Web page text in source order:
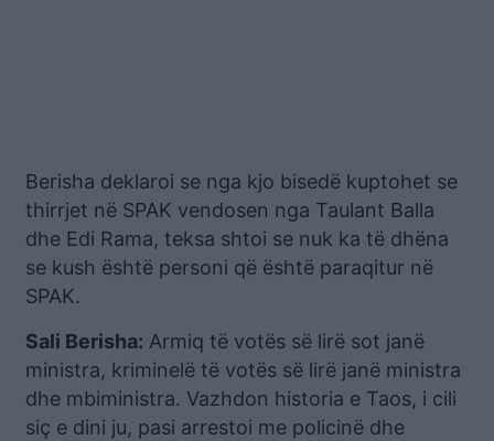
Berisha deklaroi se nga kjo bisedë kuptohet se
thirrjet në SPAK vendosen nga Taulant Balla
dhe Edi Rama, teksa shtoi se nuk ka të dhëna
se kush është personi që është paraqitur në
SPAK.
Sali Berisha: Armiq të votës së lirë sot janë
ministra, kriminelë të votës së lirë janë ministra
dhe mbiministra. Vazhdon historia e Taos, i cili
siç e dini ju, pasi arrestoi me policinë dhe